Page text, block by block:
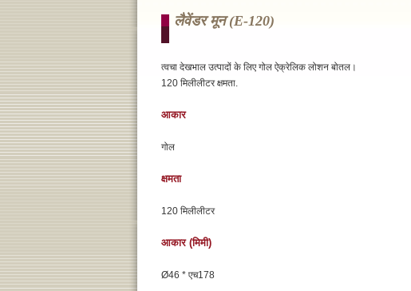
लैवेंडर मून (e-120)
त्वचा देखभाल उत्पादों के लिए गोल ऐक्रेलिक लोशन बोतल।
120 मिलीलीटर क्षमता.
आकार
गोल
क्षमता
120 मिलीलीटर
आकार (मिमी)
Ø46 * एच178